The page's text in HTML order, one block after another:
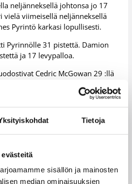
Tietoja
sisällön ja mainosten
median ominaisuuksien
neljänneksellä johtonsa jo 17
vielä viimeisellä neljänneksellä
Pyrintö karkasi lopullisesti.
Pyrinnölle 31 pistettä. Damion
ja 17 levypalloa.
Cedric McGowan 29 :llä
ottelutilastot sekä muita
korisliiga/